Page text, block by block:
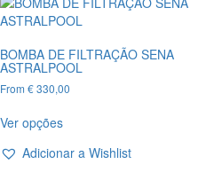
options
may
be
chosen
on
the
BOMBA DE FILTRAÇÃO SENA
ASTRALPOOL
From €330,00
Ver opçõesproduct
multiple
Adicionar a Wishlist